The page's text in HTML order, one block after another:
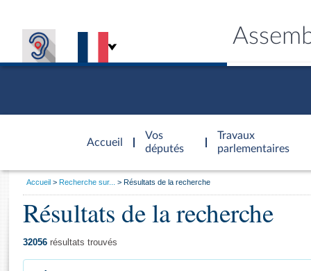
Accueil
d'accueil
Vos
députés
Travaux
parlementaires
Général
Vous
Accueil Recherche sur... Résultats de la recherche
Résultats de la recherche
32056 résultats trouvés